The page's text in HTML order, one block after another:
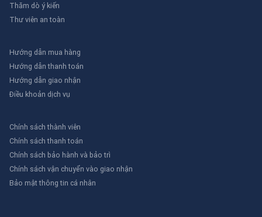
Thăm dò ý kiến
Thư viên an toàn
Hướng dẫn mua hàng
Hướng dẫn thanh toán
Hướng dẫn giao nhận
Điều khoản dịch vụ
Chính sách thành viên
Chính sách thanh toán
Chính sách bảo hành và bảo trì
Chính sách vận chuyển vào giao nhận
Bảo mật thông tin cá nhân